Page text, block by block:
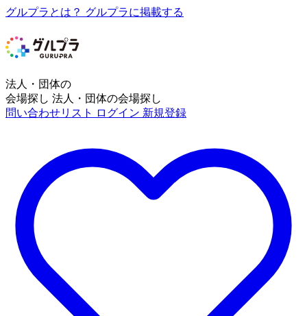
グルプラとは？ グルプラに掲載する
法人・団体の
会場探し 法人・団体の会場探し
問い合わせリスト
ログイン 新規登録